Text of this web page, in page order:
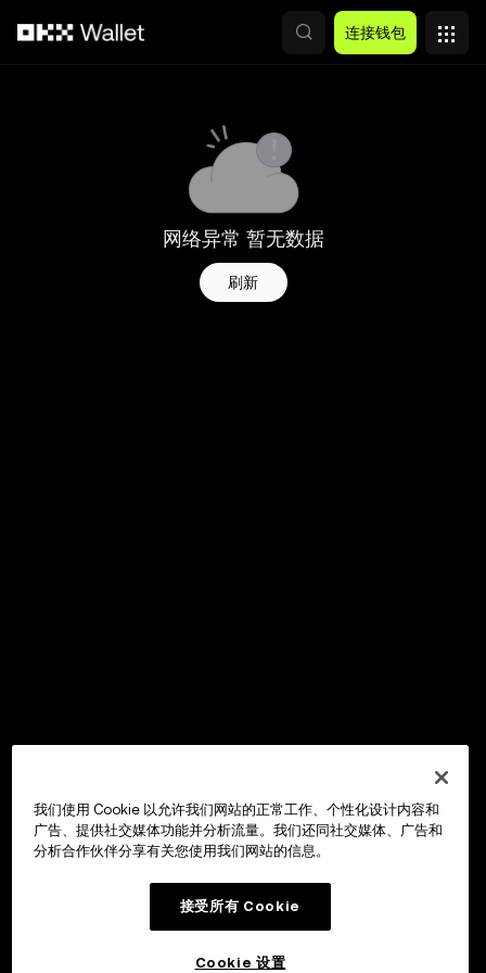
连接钱包
网络异常 暂无数据
刷新
我们使用 Cookie 以允许我们网站的正常工作、个性化设计内容和
广告、提供社交媒体功能并分析流量。我们还同社交媒体、广告和
分析合作伙伴分享有关您使用我们网站的信息。
接受所有 Cookie
Cookie 设置